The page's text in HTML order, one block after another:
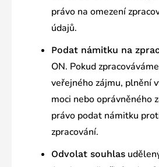
právo na omezení
údajů.
Podat námitku na
ON. Pokud
veřejného zájmu, plnění
moci nebo oprávněného
právo podat námitku
zpracování.
Odvolat souhlas